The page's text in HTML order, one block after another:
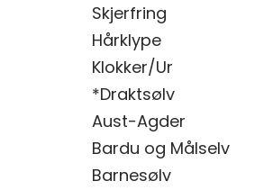
Skjerfring
Hårklype
Klokker/Ur
*Draktsølv
Aust-Agder
Bardu og Målselv
Barnesølv